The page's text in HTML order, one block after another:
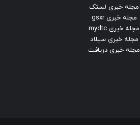
مجله خبری لستک
مجله خبری gsxr
مجله خبری mydtc
مجله خبری سیلاد
مجله خبری دریافت